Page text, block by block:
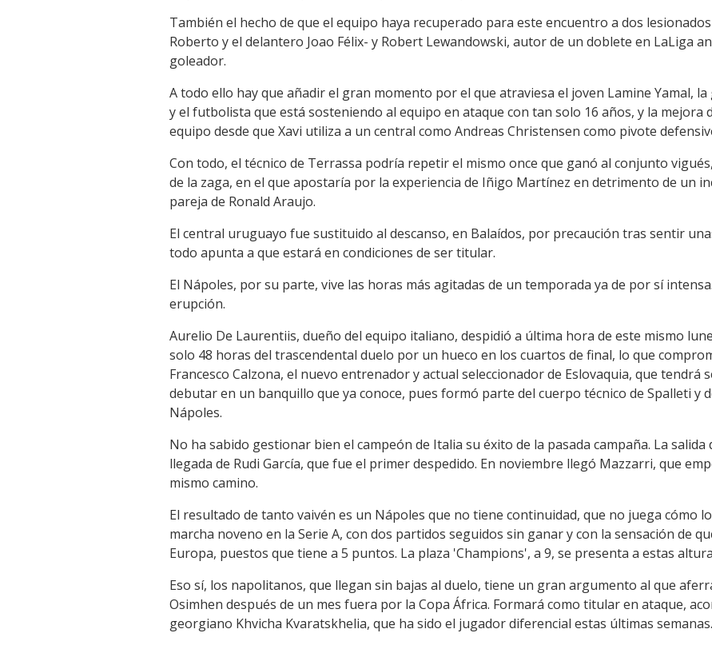
También el hecho de que el equipo haya recuperado para este encuentro a dos
Roberto y el delantero Joao Félix- y Robert Lewandowski, autor de un doblete en LaLiga
goleador.
A todo ello hay que añadir el gran momento por el que atraviesa el joven Lamine Yamal,
y el futbolista que está sosteniendo al equipo en ataque con tan solo 16 años, y la mejora
equipo desde que Xavi utiliza a un central como Andreas Christensen como pivote
Con todo, el técnico de Terrassa podría repetir el mismo once que ganó al conjunto
de la zaga, en el que apostaría por la experiencia de Iñigo Martínez en detrimento de un
pareja de Ronald Araujo.
El central uruguayo fue sustituido al descanso, en Balaídos, por precaución tras sentir
todo apunta a que estará en condiciones de ser titular.
El Nápoles, por su parte, vive las horas más agitadas de un temporada ya de por sí
erupción.
Aurelio De Laurentiis, dueño del equipo italiano, despidió a última hora de este mismo
solo 48 horas del trascendental duelo por un hueco en los cuartos de final, lo que
Francesco Calzona, el nuevo entrenador y actual seleccionador de Eslovaquia, que
debutar en un banquillo que ya conoce, pues formó parte del cuerpo técnico de Spalleti y
Nápoles.
No ha sabido gestionar bien el campeón de Italia su éxito de la pasada campaña. La
llegada de Rudi García, que fue el primer despedido. En noviembre llegó Mazzarri, que
mismo camino.
El resultado de tanto vaivén es un Nápoles que no tiene continuidad, que no juega cómo
marcha noveno en la Serie A, con dos partidos seguidos sin ganar y con la sensación de
Europa, puestos que tiene a 5 puntos. La plaza 'Champions', a 9, se presenta a estas
Eso sí, los napolitanos, que llegan sin bajas al duelo, tiene un gran argumento al que
Osimhen después de un mes fuera por la Copa África. Formará como titular en ataque,
georgiano Khvicha Kvaratskhelia, que ha sido el jugador diferencial estas últimas semanas.